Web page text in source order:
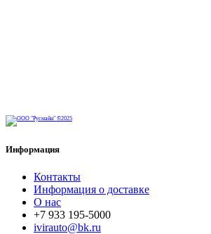
Информация
Контакты
Информация о доставке
О нас
+7 933 195-5000
ivirauto@bk.ru